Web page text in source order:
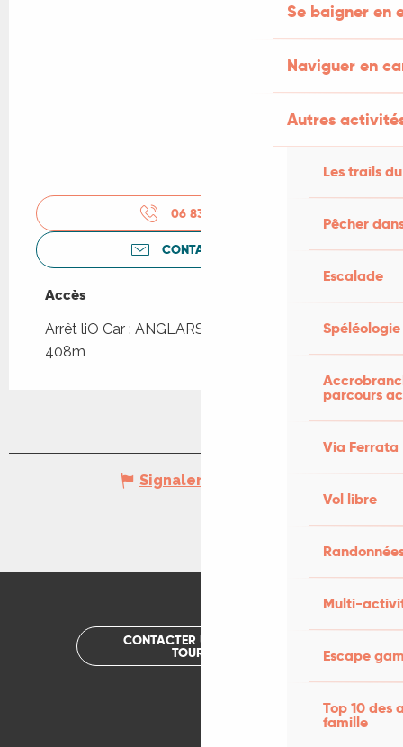
Se baigner en
Naviguer en
Autres
Les trails
Pêcher
Escalade
Spéléologie
parcours
Via Ferrata
Vol libre
Multi-
Escape
Top 10 des
famille
06 83 47 36
CONTACTEZ-NOUS
Accès
Accès
Arrêt liO Car : ANGLARS-JUILLAC - Le Mayne à
408m
Signaler une erreur
CONTACTER UN OFFICE DE
TOURISME